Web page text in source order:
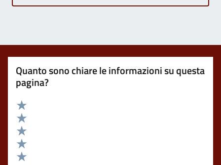
Quanto sono chiare le informazioni su questa
pagina?
Valuta 5 stelle su 5
Valuta 4 stelle su 5
Valuta 3 stelle su 5
Valuta 2 stelle su 5